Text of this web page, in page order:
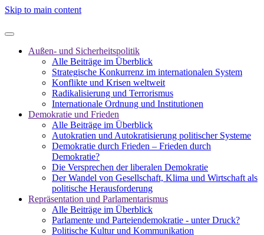
Skip to main content
Außen- und Sicherheitspolitik
Alle Beiträge im Überblick
Strategische Konkurrenz im internationalen System
Konflikte und Krisen weltweit
Radikalisierung und Terrorismus
Internationale Ordnung und Institutionen
Demokratie und Frieden
Alle Beiträge im Überblick
Autokratien und Autokratisierung politischer Systeme
Demokratie durch Frieden – Frieden durch
Demokratie?
Die Versprechen der liberalen Demokratie
Der Wandel von Gesellschaft, Klima und Wirtschaft als
politische Herausforderung
Repräsentation und Parlamentarismus
Alle Beiträge im Überblick
Parlamente und Parteiendemokratie - unter Druck?
Politische Kultur und Kommunikation